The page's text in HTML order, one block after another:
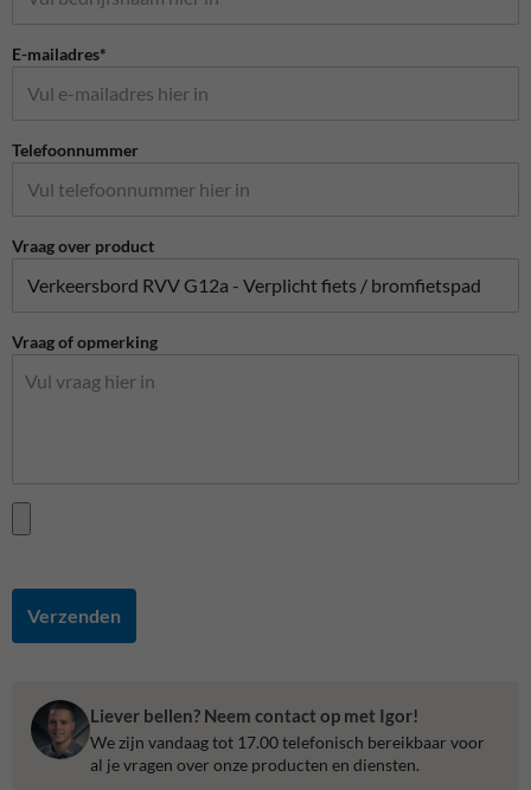
E-mailadres*
Telefoonnummer
Vraag over product
Vraag of opmerking
Verzenden
Liever bellen? Neem contact op met Igor!
We zijn vandaag tot 17.00 telefonisch bereikbaar voor
al je vragen over onze producten en diensten.